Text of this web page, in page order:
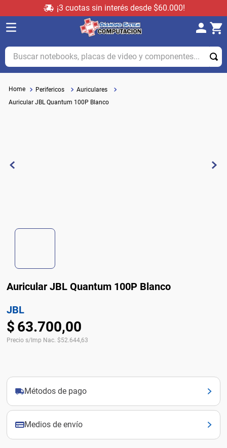
¡3 cuotas sin interés desde $60.000!
Buscar notebooks, placas de video y componentes...
Perifericos
Auriculares
Auricular JBL Quantum 100P Blanco
Auricular JBL Quantum 100P Blanco
JBL
$ 63.700,00
Precio s/Imp Nac. $52.644,63
Métodos de pago
Medios de envío